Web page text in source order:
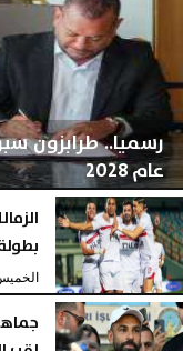
رسميا.. طرابزون
عام 2028
الخميس، 6 أغسطس 2026 06:04 مـ
الخميس، 6